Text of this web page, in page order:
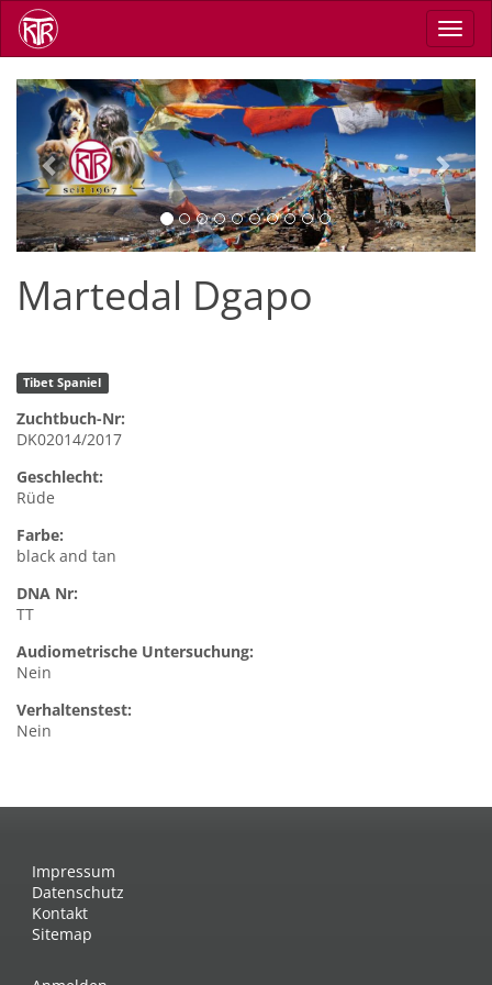
Skip
main
Previous Next
Martedal Dgapo
Tibet Spaniel
Zuchtbuch-Nr:
DK02014/2017
Geschlecht:
Rüde
Farbe:
black and tan
DNA Nr:
TT
Audiometrische Untersuchung:
Nein
Verhaltenstest:
Nein
Impressum
Datenschutz
Kontakt
Sitemap